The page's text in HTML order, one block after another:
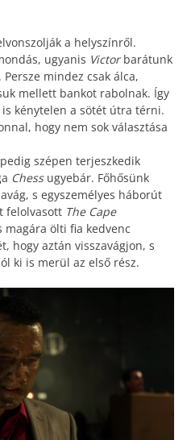
a helyszínről.
ugyanis Victorbarátunk
mindez csak álca,
mellett bankot rabolnak. Így
kénytelen a sötét útra térni.
hogy nem sok választása
szépen terjeszkedik
Chessugyebár. Főhősünk
s egyszemélyes háborút
felolvasott The Cape
ölti fia kedvenc
hogy aztán visszavágjon, s
ki is merül az első rész.